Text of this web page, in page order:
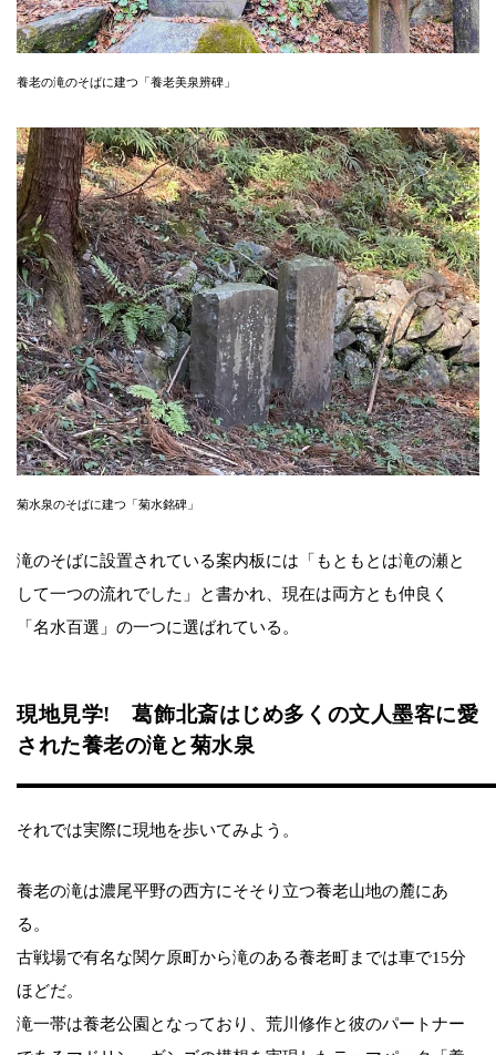
養老の滝のそばに建つ「養老美泉辨碑」
菊水泉のそばに建つ「菊水銘碑」
滝のそばに設置されている案内板には「もともとは滝の瀬と
して一つの流れでした」と書かれ、現在は両方とも仲良く
「名水百選」の一つに選ばれている。
現地見学! 葛飾北斎はじめ多くの文人墨客に愛
された養老の滝と菊水泉
それでは実際に現地を歩いてみよう。
養老の滝は濃尾平野の西方にそそり立つ養老山地の麓にあ
る。
古戦場で有名な関ケ原町から滝のある養老町までは車で15分
ほどだ。
滝一帯は養老公園となっており、荒川修作と彼のパートナー